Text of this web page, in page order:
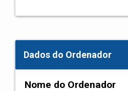
Dados do Ordenador
Nome do Ordenador